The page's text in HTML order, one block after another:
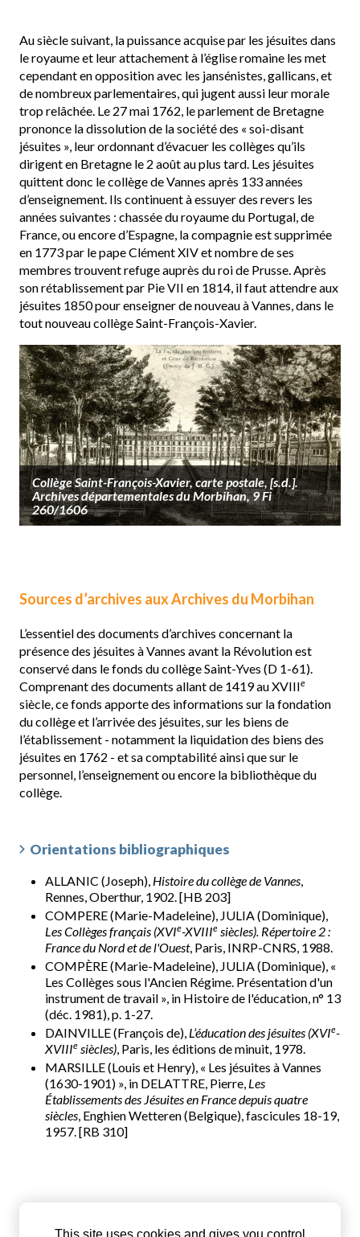
Au siècle suivant, la puissance acquise par les jésuites dans
le royaume et leur attachement à l’église romaine les met
cependant en opposition avec les jansénistes, gallicans, et
de nombreux parlementaires, qui jugent aussi leur morale
trop relâchée. Le 27 mai 1762, le parlement de Bretagne
prononce la dissolution de la société des « soi-disant
jésuites », leur ordonnant d’évacuer les collèges qu’ils
dirigent en Bretagne le 2 août au plus tard. Les jésuites
quittent donc le collège de Vannes après 133 années
d’enseignement. Ils continuent à essuyer des revers les
années suivantes : chassée du royaume du Portugal, de
France, ou encore d’Espagne, la compagnie est supprimée
en 1773 par le pape Clément XIV et nombre de ses
membres trouvent refuge auprès du roi de Prusse. Après
son rétablissement par Pie VII en 1814, il faut attendre aux
jésuites 1850 pour enseigner de nouveau à Vannes, dans le
tout nouveau collège Saint-François-Xavier.
Collège Saint-François-Xavier, carte postale, [s.d.].
Archives départementales du Morbihan, 9 Fi
260/1606
Sources d’archives aux Archives du Morbihan
L’essentiel des documents d’archives concernant la
présence des jésuites à Vannes avant la Révolution est
conservé dans le fonds du collège Saint-Yves (D 1-61).
Comprenant des documents allant de 1419 au XVIIIe
siècle, ce fonds apporte des informations sur la fondation
du collège et l’arrivée des jésuites, sur les biens de
l’établissement - notamment la liquidation des biens des
jésuites en 1762 - et sa comptabilité ainsi que sur le
personnel, l’enseignement ou encore la bibliothèque du
collège.
Orientations bibliographiques
ALLANIC (Joseph), Histoire du collège de Vannes
Rennes, Oberthur, 1902. [HB 203]
COMPERE (Marie-Madeleine), JULIA (Dominique),
Les Collèges français (XVIe-XVIIIe siècles). Répertoire 2 :
France du Nord et de l'Ouest, Paris, INRP-CNRS, 1988.
COMPÈRE (Marie-Madeleine), JULIA (Dominique), «
Les Collèges sous l'Ancien Régime. Présentation d'un
instrument de travail », in Histoire de l'éducation, n° 13
(déc. 1981), p. 1-27.
DAINVILLE (François de), L’éducation des jésuites (XVIe-
XVIIIe siècles) , Paris, les éditions de minuit, 1978.
MARSILLE (Louis et Henry), « Les jésuites à Vannes
(1630-1901) », in DELATTRE, Pierre, Les
Établissements des Jésuites en France depuis quatre
siècles , Enghien Wetteren (Belgique), fascicules 18-19,
1957. [RB 310]
This site uses cookies and gives you control